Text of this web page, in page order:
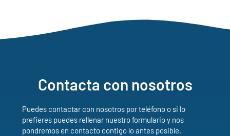
Contacta con nosotros
Puedes contactar con nosotros por teléfono o si lo
prefieres puedes rellenar nuestro formulario y nos
pondremos en contacto contigo lo antes posible.